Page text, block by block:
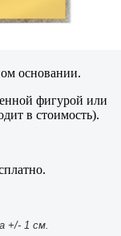
основании.
фигурой или
в стоимость).
+/- 1 см.